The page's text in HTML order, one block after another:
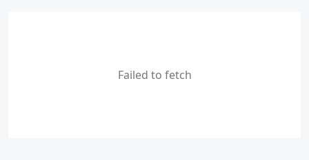
Failed to fetch